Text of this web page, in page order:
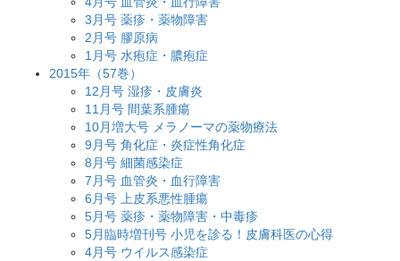
3月号 薬疹・薬物障害
2月号 膠原病
1月号 水疱症・膿疱症
2015年（57巻）
12月号 湿疹・皮膚炎
11月号 間葉系腫瘍
10月増大号 メラノーマの薬物療法
9月号 角化症・炎症性角化症
8月号 細菌感染症
7月号 血管炎・血行障害
6月号 上皮系悪性腫瘍
5月号 薬疹・薬物障害・中毒疹
5月臨時増刊号 小児を診る！皮膚科医の心得
4月号 ウイルス感染症